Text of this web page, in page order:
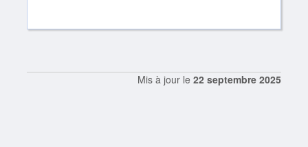
Mis à jour le 22 septembre 2025